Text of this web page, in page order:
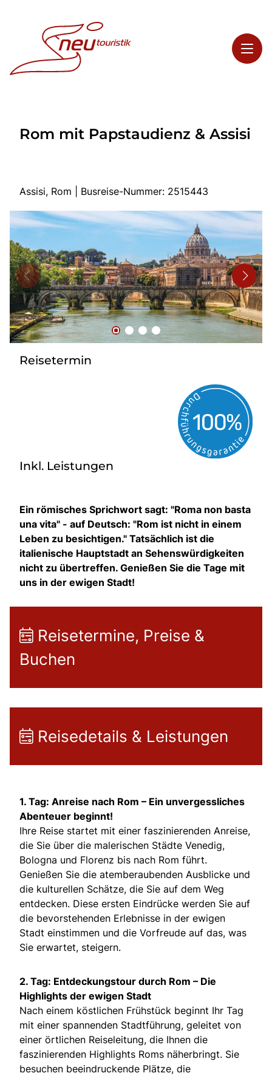
Highlights
Busreisen
Bus mieten
Flughafentransfer
Kontakt
Rom mit Papstaudienz & Assisi
Assisi, Rom | Busreise-Nummer: 2515443
Reisetermin
Inkl. Leistungen
Ein römisches Sprichwort sagt: "Roma non basta
una vita" - auf Deutsch: "Rom ist nicht in einem
Leben zu besichtigen." Tatsächlich ist die
italienische Hauptstadt an Sehenswürdigkeiten
nicht zu übertreffen. Genießen Sie die Tage mit
uns in der ewigen Stadt!
Reisetermine, Preise &
Buchen
Reisedetails & Leistungen
1. Tag: Anreise nach Rom – Ein unvergessliches
Abenteuer beginnt!
Ihre Reise startet mit einer faszinierenden Anreise,
die Sie über die malerischen Städte Venedig,
Bologna und Florenz bis nach Rom führt.
Genießen Sie die atemberaubenden Ausblicke und
die kulturellen Schätze, die Sie auf dem Weg
entdecken. Diese ersten Eindrücke werden Sie auf
die bevorstehenden Erlebnisse in der ewigen
Stadt einstimmen und die Vorfreude auf das, was
Sie erwartet, steigern.
2. Tag: Entdeckungstour durch Rom – Die
Highlights der ewigen Stadt
Nach einem köstlichen Frühstück beginnt Ihr Tag
mit einer spannenden Stadtführung, geleitet von
einer örtlichen Reiseleitung, die Ihnen die
faszinierenden Highlights Roms näherbringt. Sie
besuchen beeindruckende Plätze, die